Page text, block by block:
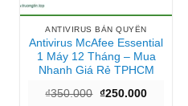
ANTIVIRUS BẢN QUYỀN
Antivirus McAfee Essential
1 Máy 12 Tháng – Mua
Nhanh Giá Rẻ TPHCM
₫350.000 Giá
₫250.000Giá